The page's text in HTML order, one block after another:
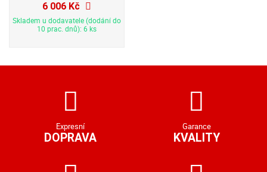
6 006 Kč
Skladem u dodavatele (dodání do
10 prac. dnů): 6 ks
Expresní
DOPRAVA
Garance
KVALITY